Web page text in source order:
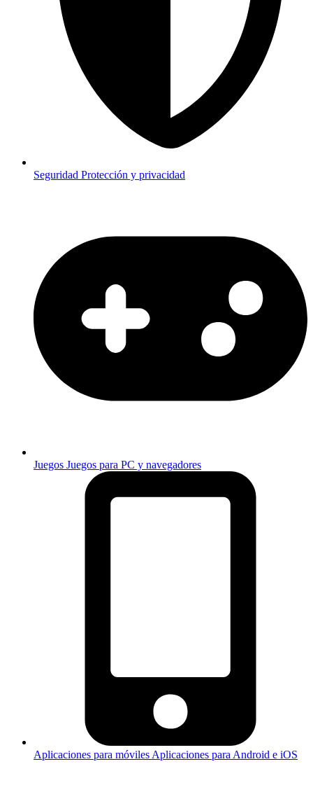
Seguridad Protección y privacidad
Juegos Juegos para PC y navegadores
Aplicaciones para móviles Aplicaciones para Android e iOS